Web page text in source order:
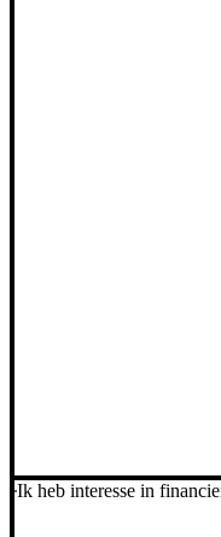
Ik heb interesse in